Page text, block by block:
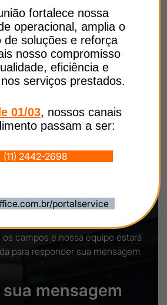
um parceiro para locação
a locação de tablets com
com um especialista
de Contato
grupo GZV para enviar suas
reclamações. Preencha o
campos e nossa equipe estará
para responder sua mensagem
mensagem
fortalece nossa
operacional, amplia o
de soluções e reforça
nosso compromisso
eficiência e
serviços prestados.
01/03, nossos canais
passam a ser:
(11) 2442-2698
portalservice